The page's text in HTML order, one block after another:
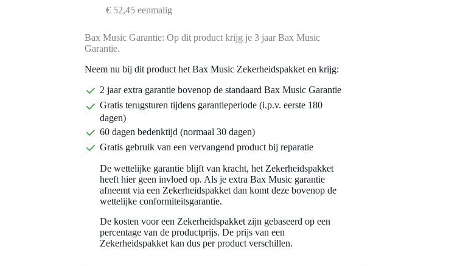
€ 52,45 eenmalig
Bax Music Garantie: Op dit product krijg je 3 jaar Bax Music
Garantie.
Neem nu bij dit product het Bax Music Zekerheidspakket en krijg:
2 jaar extra garantie bovenop de standaard Bax Music Garantie
Gratis terugsturen tijdens garantieperiode (i.p.v. eerste 180
dagen)
60 dagen bedenktijd (normaal 30 dagen)
Gratis gebruik van een vervangend product bij reparatie
De wettelijke garantie blijft van kracht, het Zekerheidspakket
heeft hier geen invloed op. Als je extra Bax Music garantie
afneemt via een Zekerheidspakket dan komt deze bovenop de
wettelijke conformiteitsgarantie.
De kosten voor een Zekerheidspakket zijn gebaseerd op een
percentage van de productprijs. De prijs van een
Zekerheidspakket kan dus per product verschillen.